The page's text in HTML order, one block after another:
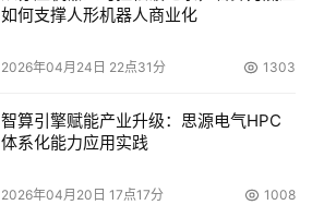
如何支撑人形机器人商业化
2026年04月24日 22点31分 1303
智算引擎赋能产业升级：思源电气HPC
体系化能力应用实践
2026年04月20日 17点17分 1008